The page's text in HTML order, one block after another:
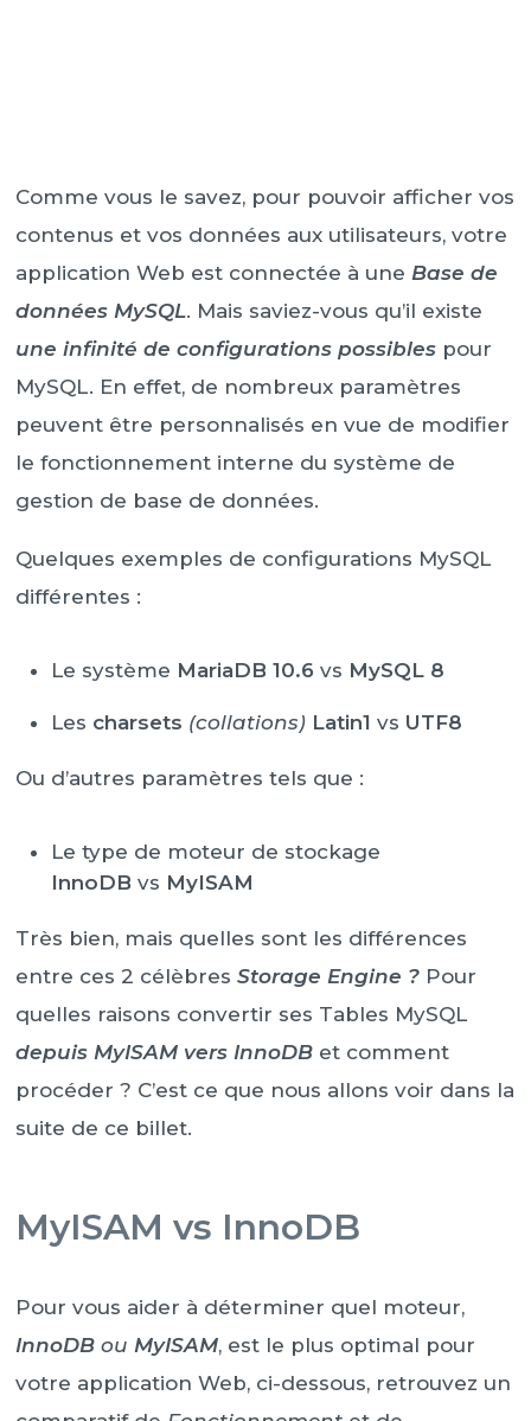
Comme vous le savez, pour pouvoir afficher vos
contenus et vos données aux utilisateurs, votre
application Web est connectée à une Base de
données MySQL. Mais saviez-vous qu’il existe
une infinité de configurations possibles pour
MySQL. En effet, de nombreux paramètres
peuvent être personnalisés en vue de modifier
le fonctionnement interne du système de
gestion de base de données.
Quelques exemples de configurations MySQL
différentes :
Le système MariaDB 10.6 vs MySQL 8
Les charsets (collations) Latin1 vs UTF8
Ou d’autres paramètres tels que :
Le type de moteur de stockage
InnoDB vs MyISAM
Très bien, mais quelles sont les différences
entre ces 2 célèbres Storage Engine ? Pour
quelles raisons convertir ses Tables MySQL
depuis MyISAM vers InnoDB et comment
procéder ? C’est ce que nous allons voir dans la
suite de ce billet.
MyISAM vs InnoDB
Pour vous aider à déterminer quel moteur,
InnoDB ou MyISAM, est le plus optimal pour
votre application Web, ci-dessous, retrouvez un